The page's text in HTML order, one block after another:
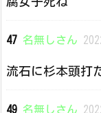
47 名無しさん
流石に杉本頭打
49 名無しさん